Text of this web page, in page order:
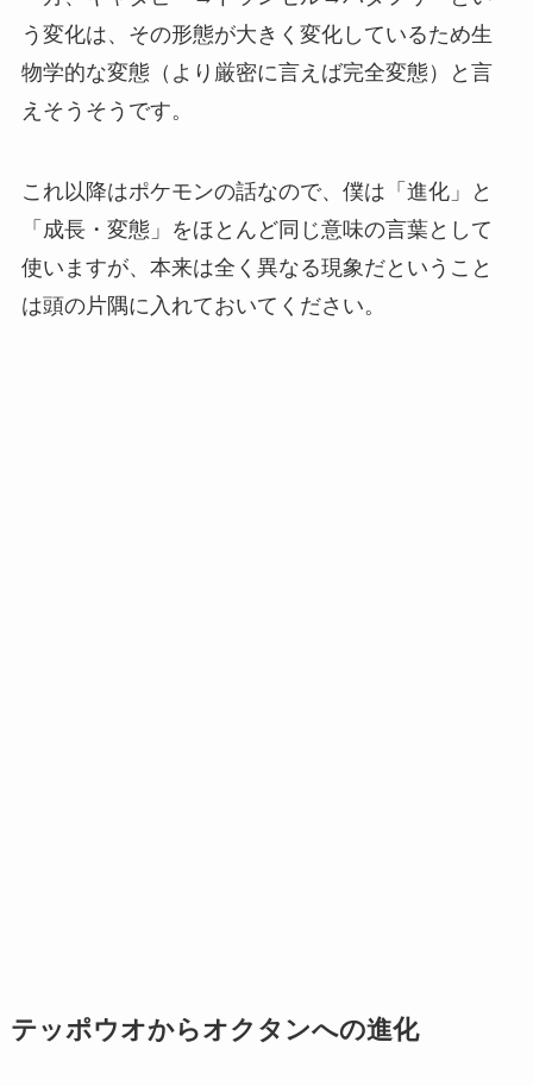
う変化は、その形態が大きく変化しているため生
物学的な変態（より厳密に言えば完全変態）と言
えそうそうです。
これ以降はポケモンの話なので、僕は「進化」と
「成長・変態」をほとんど同じ意味の言葉として
使いますが、本来は全く異なる現象だということ
は頭の片隅に入れておいてください。
テッポウオからオクタンへの進化